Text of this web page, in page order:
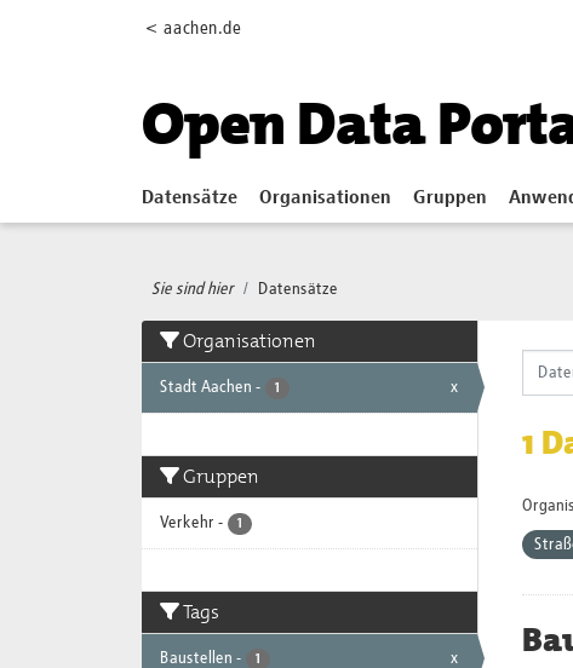
< aachen.de
Open Data
Datensätze Organisationen Gruppen
Sie sind hier Datensätze
Organisationen
Stadt Aachen - 1 x
Gruppen
Verkehr - 1
Tags
Baustellen - 1 x
1